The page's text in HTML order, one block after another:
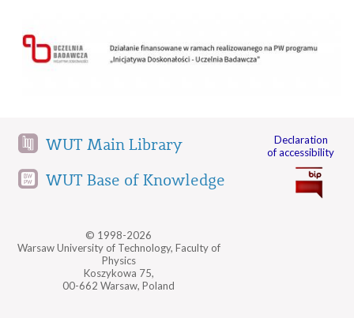
WUT Main Library
WUT Base of Knowledge
© 1998-2026
Warsaw University of Technology, Faculty of
Physics
Koszykowa 75,
00-662 Warsaw, Poland
Declaration
of accessibility